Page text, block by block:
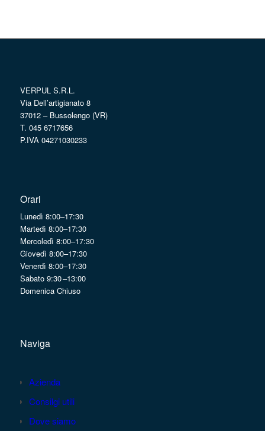
VERPUL S.R.L.
Via Dell’artigianato 8
37012 – Bussolengo (VR)
T. 045 6717656
P.IVA 04271030233
Orari
Lunedì 8:00–17:30
Martedì 8:00–17:30
Mercoledì 8:00–17:30
Giovedì 8:00–17:30
Venerdì 8:00–17:30
Sabato 9:30 –13:00
Domenica Chiuso
Naviga
Azienda
Consilgi utili
Dove siamo